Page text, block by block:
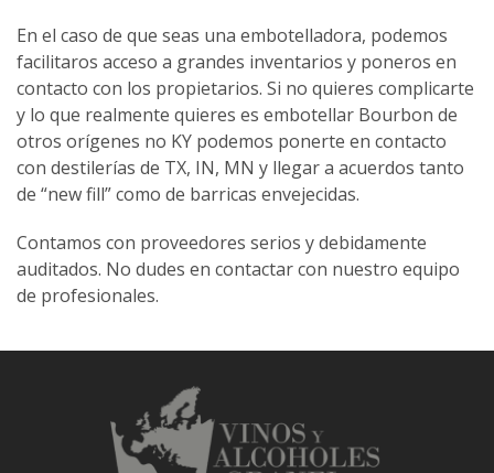
En el caso de que seas una embotelladora, podemos
facilitaros acceso a grandes inventarios y poneros en
contacto con los propietarios. Si no quieres complicarte
y lo que realmente quieres es embotellar Bourbon de
otros orígenes no KY podemos ponerte en contacto
con destilerías de TX, IN, MN y llegar a acuerdos tanto
de “new fill” como de barricas envejecidas.
Contamos con proveedores serios y debidamente
auditados. No dudes en contactar con nuestro equipo
de profesionales.